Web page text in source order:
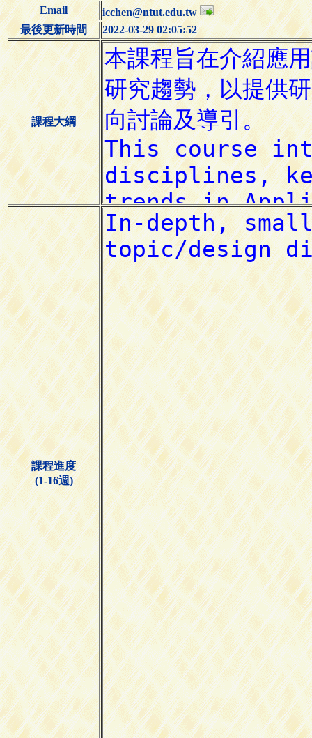
Email
icchen@ntut.edu.tw
最後更新時間
2022-03-29 02:05:52
課程大綱
課程進度
(1-16週)